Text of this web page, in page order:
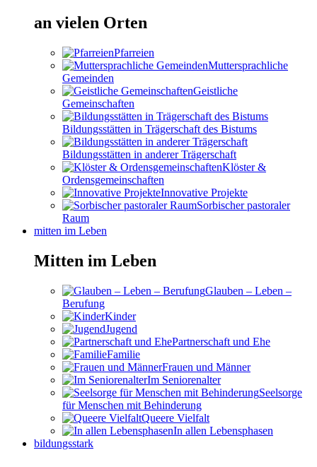
an vielen Orten
Pfarreien
Muttersprachliche
Gemeinden
Geistliche
Gemeinschaften
Bildungsstätten in Trägerschaft des Bistums
Bildungsstätten in anderer Trägerschaft
Klöster &
Ordensgemeinschaften
Innovative Projekte
Sorbischer pastoraler
Raum
mitten im Leben
Mitten im Leben
Glauben – Leben –
Berufung
Kinder
Jugend
Partnerschaft und Ehe
Familie
Frauen und Männer
Im Seniorenalter
Seelsorge
für Menschen mit Behinderung
Queere Vielfalt
In allen Lebensphasen
bildungsstark